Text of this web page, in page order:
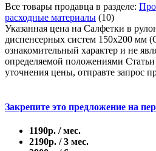
Все товары продавца в разделе:
расходные материалы (10)
Указанная цена на Салфетки в
диспенсерных систем 150х200
ознакомительный характер и не
определяемой положениями
уточнения цены, отправте запрос
Закрепите это предложение на
1190р. / мес.
2190р. / 3 мес.